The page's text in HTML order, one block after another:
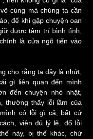
cùng mà chúng ta cần
để khi gặp chuyện oan
được tâm trí bình tĩnh,
là cửa ngõ tiến vào
cho rằng ta đây là nhứt,
gì liên quan đến mình
đến chuyện nhỏ nhặt,
thường thấy lỗi lầm của
có lỗi gì cả, bất cứ
viện đủ lý lẽ, đổ lỗi
này, bị thế khác, chứ